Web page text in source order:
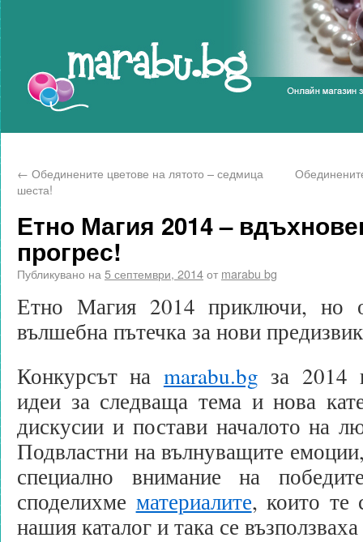
← Обединените цветове на лятото – седмица
шеста!
Етно Магия 2014 –
прогрес!
Публикувано на 5 септември, 2014от marabu bg
Етно Магия 2014 приключи, но
вълшебна пътечка за нови
Конкурсът на marabu.bg за 2014
идеи за следваща тема и нова
дискусии и постави началото на
Подвластни на вълнуващите
специално внимание на
споделихме материалите, които те
нашия каталог и така се